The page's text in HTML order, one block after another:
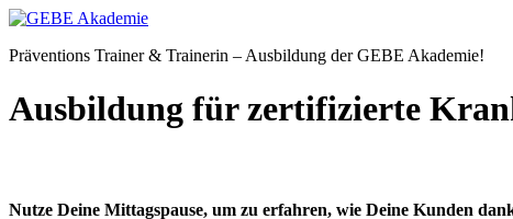
Präventions Trainer & Trainerin – Ausbildung der GEBE Akademie!
Ausbildung für zertifizierte
Nutze Deine Mittagspause, um zu erfahren, wie Deine Kunden